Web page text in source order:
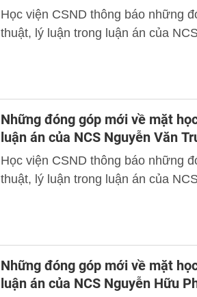
Học viện CSND thông báo những
thuật, lý luận trong luận án của
Những đóng góp mới về mặt
luận án của NCS Nguyễn Văn
Học viện CSND thông báo những
thuật, lý luận trong luận án của
Những đóng góp mới về mặt
luận án của NCS Nguyễn Hữu